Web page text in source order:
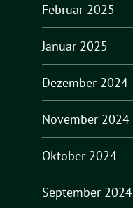
Februar 2025
Januar 2025
Dezember 2024
November 2024
Oktober 2024
September 2024